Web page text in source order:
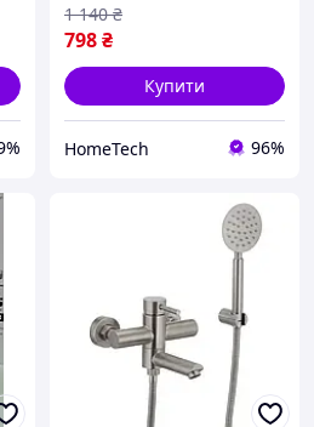
798₴
1 140 ₴
Купити
HomeTech 96%